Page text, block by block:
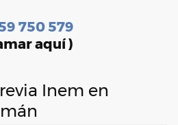
750 579
aquí )
Inem en